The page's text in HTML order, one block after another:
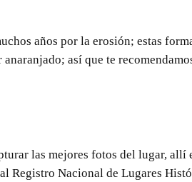
años por la erosión; estas
así que te
las mejores fotos del lugar, allí
Registro Nacional de Lugares